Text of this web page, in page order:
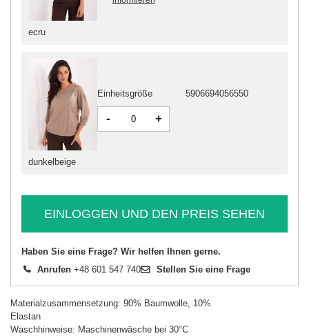
dunkelbeige
Einheitsgröße 5906694056550
- +
ecru
EINLOGGEN UND DEN PREIS SEHEN
Haben Sie eine Frage? Wir helfen Ihnen gerne.
Anrufen +48 601 547 740 Stellen Sie eine Frage
Materialzusammensetzung: 90% Baumwolle, 10%
Elastan
Waschhinweise: Maschinenwäsche bei 30°C